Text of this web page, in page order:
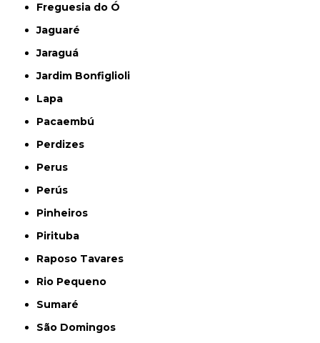
Freguesia do Ó
Jaguaré
Jaraguá
Jardim Bonfiglioli
Lapa
Pacaembú
Perdizes
Perus
Perús
Pinheiros
Pirituba
Raposo Tavares
Rio Pequeno
Sumaré
São Domingos